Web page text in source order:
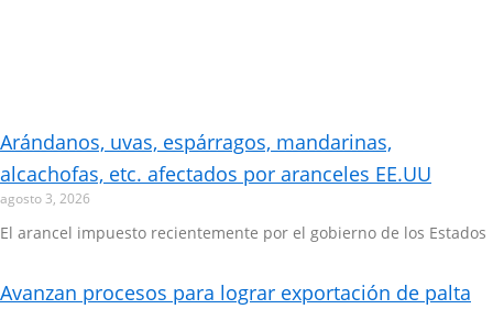
Arándanos, uvas, espárragos, mandarinas,
alcachofas, etc. afectados por aranceles EE.UU
agosto 3, 2026
El arancel impuesto recientemente por el gobierno de los Estados
Avanzan procesos para lograr exportación de palta